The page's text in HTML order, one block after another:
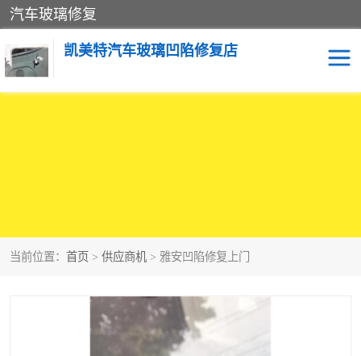
汽车玻璃修复
凯美特汽车玻璃凹陷修复店
当前位置： 首页 > 供应商机 > 雅安凹陷修复上门